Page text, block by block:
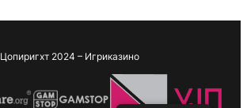
Цопиригхт 2024 – Игриказино